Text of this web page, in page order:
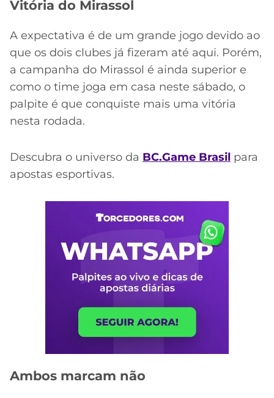
Vitória do Mirassol
A expectativa é de um grande jogo devido ao
que os dois clubes já fizeram até aqui. Porém,
a campanha do Mirassol é ainda superior e
como o time joga em casa neste sábado, o
palpite é que conquiste mais uma vitória
nesta rodada.
Descubra o universo da BC.Game Brasil para
apostas esportivas.
Ambos marcam não